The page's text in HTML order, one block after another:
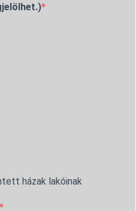
házak lakóinak